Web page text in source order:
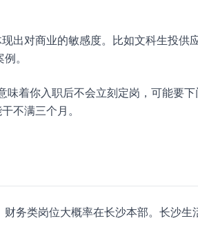
出对商业的敏感度。比如文科生投供
。
味着你入职后不会立刻定岗，可能要下
不满三个月。
务类岗位大概率在长沙本部。长沙生